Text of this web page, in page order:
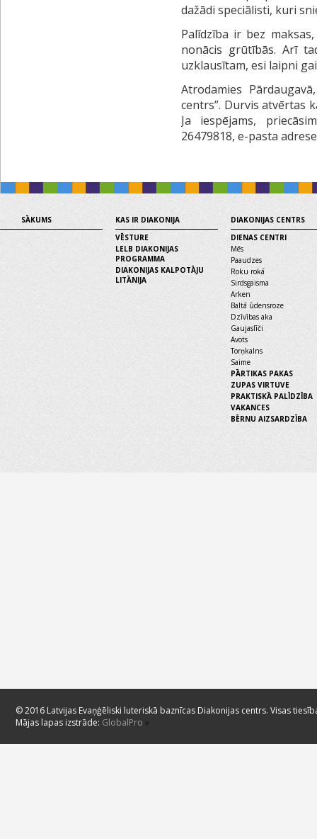
dažādi speciālisti, kuri
Palīdzība ir bez
nonācis grūtībās. Arī
uzklausītam, esi laipni
Atrodamies
centrs”. Durvis atvērtas
Ja iespējams,
26479818, e-pasta
SĀKUMS
KAS IR DIAKONIJA
VĒSTURE
LELB DIAKONIJAS
PROGRAMMA
DIAKONIJAS KALPOTĀJU
LITĀNIJA
DIAKONIJAS CENTRS
DIENAS CENTRI
Mēs
Paaudzes
Roku rokā
Sirdsgaisma
Arken
Baltā ūdensroze
Dzīvības aka
Gaujaslīči
Avots
Torņkalns
Saime
PĀRTIKAS PAKAS
ZUPAS VIRTUVE
PRAKTISKĀ PALĪDZĪBA
VAKANCES
BĒRNU AIZSARDZĪBA
© 2016 Latvijas Evaņģēliski luteriskā baznīcas Diakonijas centrs. Visas
Mājas lapas izstrāde: GlobalPro »